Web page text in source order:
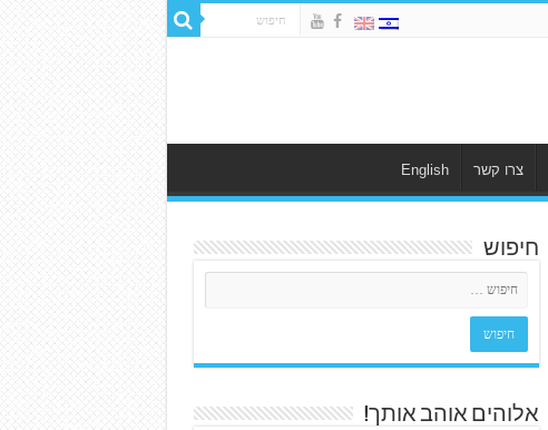
צרו קשר English
חיפוש
אלוהים אוהב אותך!